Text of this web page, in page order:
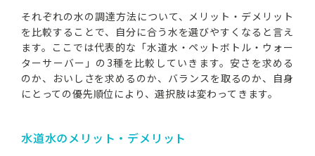
それぞれの水の調達方法について、メリット・デメリット
を比較することで、自分に合う水を選びやすくなると言え
ます。ここでは代表的な「水道水・ペットボトル・ウォー
ターサーバー」の3種を比較していきます。安さを求める
のか、おいしさを求めるのか、バランスを取るのか、自身
にとっての優先順位により、選択肢は変わってきます。
水道水のメリット・デメリット